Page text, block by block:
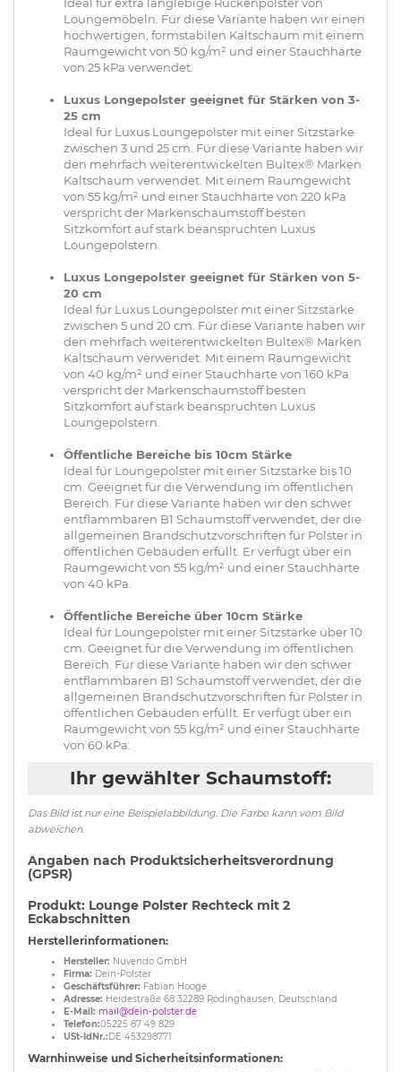
Loungemöbeln. Für diese Variante haben wir einen
hochwertigen, formstabilen Kaltschaum mit einem
Raumgewicht von 50 kg/m² und einer Stauchhärte
von 25 kPa verwendet.
Luxus Longepolster geeignet für Stärken von 3-
25 cm
Ideal für Luxus Loungepolster mit einer Sitzstärke
zwischen 3 und 25 cm. Für diese Variante haben wir
den mehrfach weiterentwickelten Bultex® Marken
Kaltschaum verwendet. Mit einem Raumgewicht
von 55 kg/m² und einer Stauchhärte von 220 kPa
verspricht der Markenschaumstoff besten
Sitzkomfort auf stark beanspruchten Luxus
Loungepolstern.
Luxus Longepolster geeignet für Stärken von 5-
20 cm
Ideal für Luxus Loungepolster mit einer Sitzstärke
zwischen 5 und 20 cm. Für diese Variante haben wir
den mehrfach weiterentwickelten Bultex® Marken
Kaltschaum verwendet. Mit einem Raumgewicht
von 40 kg/m² und einer Stauchhärte von 160 kPa
verspricht der Markenschaumstoff besten
Sitzkomfort auf stark beanspruchten Luxus
Loungepolstern.
Öffentliche Bereiche bis 10cm Stärke
Ideal für Loungepolster mit einer Sitzstärke bis 10
cm. Geeignet für die Verwendung im öffentlichen
Bereich. Für diese Variante haben wir den schwer
entflammbaren B1 Schaumstoff verwendet, der die
allgemeinen Brandschutzvorschriften für Polster in
öffentlichen Gebäuden erfüllt. Er verfügt über ein
Raumgewicht von 55 kg/m² und einer Stauchhärte
von 40 kPa.
Öffentliche Bereiche über 10cm Stärke
Ideal für Loungepolster mit einer Sitzstärke über 10
cm. Geeignet für die Verwendung im öffentlichen
Bereich. Für diese Variante haben wir den schwer
entflammbaren B1 Schaumstoff verwendet, der die
allgemeinen Brandschutzvorschriften für Polster in
öffentlichen Gebäuden erfüllt. Er verfügt über ein
Raumgewicht von 55 kg/m² und einer Stauchhärte
von 60 kPa.
Ihr gewählter Schaumstoff:
Das Bild ist nur eine Beispielabbildung. Die Farbe kann vom Bild
abweichen.
Angaben nach Produktsicherheitsverordnung
(GPSR)
Produkt: Lounge Polster Rechteck mit 2
Eckabschnitten
Herstellerinformationen:
Hersteller: Nuvendo GmbH
Firma: Dein-Polster
Geschäftsführer: Fabian Hooge
Adresse: Heidestraße 68 32289 Rödinghausen, Deutschland
E-Mail: mail@dein-polster.de
Telefon:05225 87 49 829
USt-IdNr.: DE 453298771
Warnhinweise und Sicherheitsinformationen: